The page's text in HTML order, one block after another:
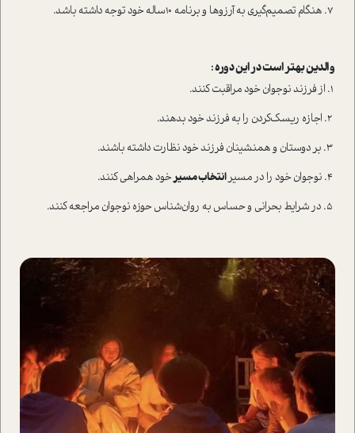
والدین بهتر ا‌ست در این دوره :
انتخاب مسیرخود همراهی کنند.